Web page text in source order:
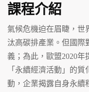
課程介紹
氣候危機迫在眉睫，世
汰高碳排產業。但國際
義；為此，歐盟2020
「永續經濟活動」的
動，企業揭露自身永續